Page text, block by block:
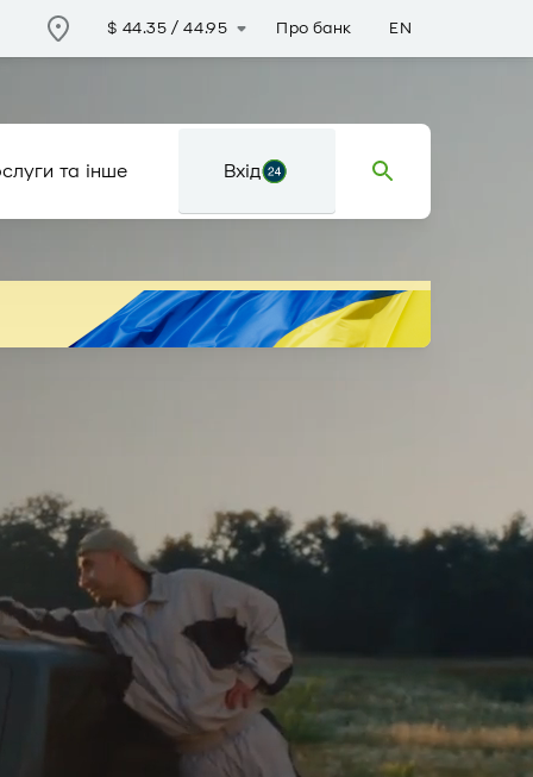
$ 44.35 /44.95 Про банк EN
та інше Вхід